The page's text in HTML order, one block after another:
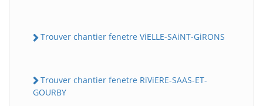
Trouver chantier fenetre ViELLE-SAiNT-GiRONS
Trouver chantier fenetre RiViERE-SAAS-ET-
GOURBY